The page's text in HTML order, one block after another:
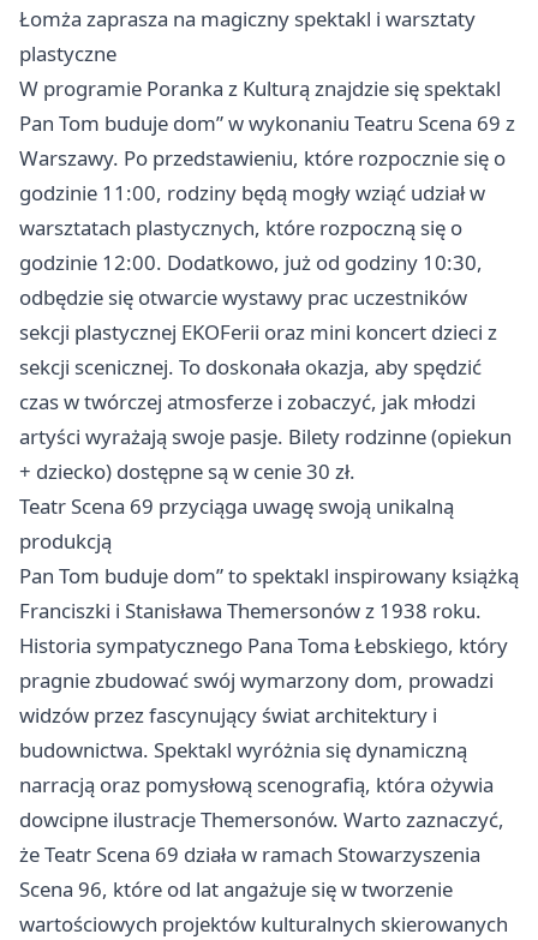
Łomża zaprasza na magiczny spektakl i warsztaty
plastyczne
W programie Poranka z Kulturą znajdzie się spektakl
Pan Tom buduje dom” w wykonaniu Teatru Scena 69 z
Warszawy. Po przedstawieniu, które rozpocznie się o
godzinie 11:00, rodziny będą mogły wziąć udział w
warsztatach plastycznych, które rozpoczną się o
godzinie 12:00. Dodatkowo, już od godziny 10:30,
odbędzie się otwarcie wystawy prac uczestników
sekcji plastycznej EKOFerii oraz mini koncert dzieci z
sekcji scenicznej. To doskonała okazja, aby spędzić
czas w twórczej atmosferze i zobaczyć, jak młodzi
artyści wyrażają swoje pasje. Bilety rodzinne (opiekun
+ dziecko) dostępne są w cenie 30 zł.
Teatr Scena 69 przyciąga uwagę swoją unikalną
produkcją
Pan Tom buduje dom” to spektakl inspirowany książką
Franciszki i Stanisława Themersonów z 1938 roku.
Historia sympatycznego Pana Toma Łebskiego, który
pragnie zbudować swój wymarzony dom, prowadzi
widzów przez fascynujący świat architektury i
budownictwa. Spektakl wyróżnia się dynamiczną
narracją oraz pomysłową scenografią, która ożywia
dowcipne ilustracje Themersonów. Warto zaznaczyć,
że Teatr Scena 69 działa w ramach Stowarzyszenia
Scena 96, które od lat angażuje się w tworzenie
wartościowych projektów kulturalnych skierowanych